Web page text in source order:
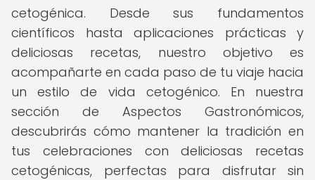
cetogénica. Desde sus fundamentos
científicos hasta aplicaciones prácticas y
deliciosas recetas, nuestro objetivo es
acompañarte en cada paso de tu viaje hacia
un estilo de vida cetogénico. En nuestra
sección de Aspectos Gastronómicos,
descubrirás cómo mantener la tradición en
tus celebraciones con deliciosas recetas
cetogénicas, perfectas para disfrutar sin